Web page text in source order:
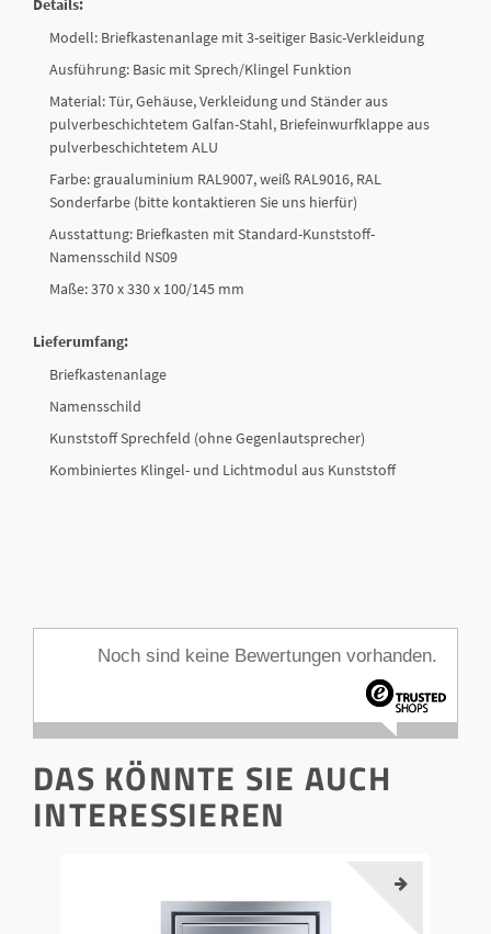
Details:
Modell: Briefkastenanlage mit 3-seitiger Basic-Verkleidung
Ausführung: Basic mit Sprech/Klingel Funktion
Material: Tür, Gehäuse, Verkleidung und Ständer aus
pulverbeschichtetem Galfan-Stahl, Briefeinwurfklappe aus
pulverbeschichtetem ALU
Farbe: graualuminium RAL9007, weiß RAL9016, RAL
Sonderfarbe (bitte kontaktieren Sie uns hierfür)
Ausstattung: Briefkasten mit Standard-Kunststoff-
Namensschild NS09
Maße: 370 x 330 x 100/145 mm
Lieferumfang:
Briefkastenanlage
Namensschild
Kunststoff Sprechfeld (ohne Gegenlautsprecher)
Kombiniertes Klingel- und Lichtmodul aus Kunststoff
Noch sind keine Bewertungen vorhanden.
DAS KÖNNTE SIE AUCH
INTERESSIEREN